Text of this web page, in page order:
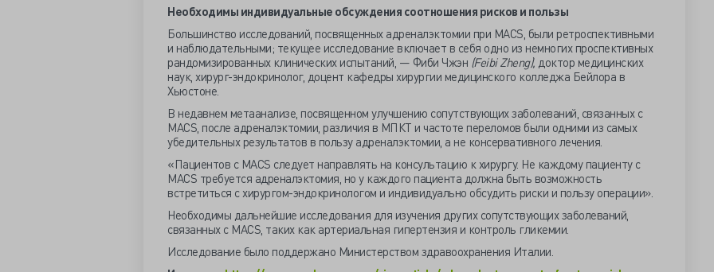
Необходимы индивидуальные обсуждения соотношения рисков и пользы
Большинство исследований, посвященных адреналэктомии при MACS, были ретроспективными
и наблюдательными; текущее исследование включает в себя одно из немногих проспективных
рандомизированных клинических испытаний, — Фиби Чжэн (Feibi Zheng), доктор медицинских
наук, хирург-эндокринолог, доцент кафедры хирургии медицинского колледжа Бейлора в
Хьюстоне.
В недавнем метаанализе, посвященном улучшению сопутствующих заболеваний, связанных с
MACS, после адреналэктомии, различия в МПКТ и частоте переломов были одними из самых
убедительных результатов в пользу адреналэктомии, а не консервативного лечения.
«Пациентов с MACS следует направлять на консультацию к хирургу. Не каждому пациенту с
MACS требуется адреналэктомия, но у каждого пациента должна быть возможность
встретиться с хирургом-эндокринологом и индивидуально обсудить риски и пользу операции».
Необходимы дальнейшие исследования для изучения других сопутствующих заболеваний,
связанных с MACS, таких как артериальная гипертензия и контроль гликемии.
Исследование было поддержано Министерством здравоохранения Италии.